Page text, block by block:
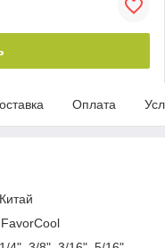
Оплата